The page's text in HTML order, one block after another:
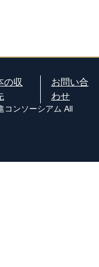
の収
お問い合
わせ
ンソーシアム All